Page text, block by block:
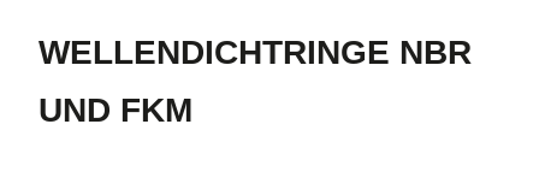
WELLENDICHTRINGE NBR
UND FKM